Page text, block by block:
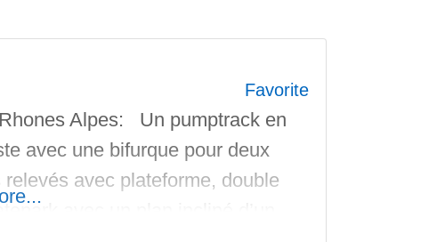
Favorite
Alpes: Un pumptrack en
avec une bifurque pour deux
avec plateforme, double
avec un plan incliné d’un